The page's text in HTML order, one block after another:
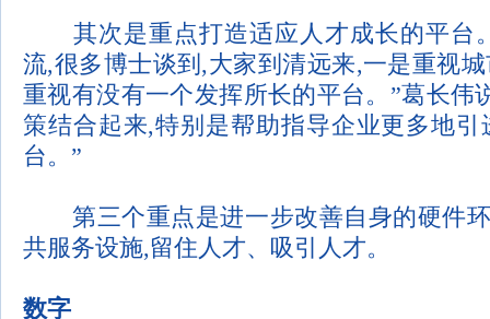
其次是重点打造适应人才成长的平台
流,很多博士谈到 ,大家到清远来,一是重视
重视有没有一个发挥所长的平台。 ”葛长伟
策结合起来,特别是帮助指导企业更多地引
台。 ”
第三个重点是进一步改善自身的硬件环
共服务设施,留住人才、吸引人才。
数字